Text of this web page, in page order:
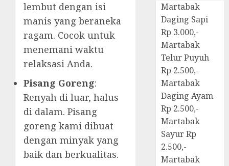
lembut dengan isi
manis yang beraneka
ragam. Cocok untuk
menemani waktu
relaksasi Anda.
Pisang Goreng:
Renyah di luar, halus
di dalam. Pisang
goreng kami dibuat
dengan minyak yang
baik dan berkualitas.
Martabak
Daging Sapi
Rp 3.000,-
Martabak
Telur Puyuh
Rp 2.500,-
Martabak
Daging Ayam
Rp 2.500,-
Martabak
Sayur Rp
2.500,-
Martabak